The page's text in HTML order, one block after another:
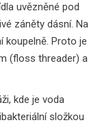
uvězněné pod
záněty dásní. Na
koupelně. Proto je
(floss threader) a
kde je voda
složkou